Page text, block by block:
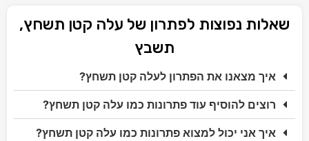
שאלות נפוצות לפתרון של עלה קטן תשחץ,
תשבץ
איך מצאנו את הפתרון לעלה קטן תשחץ?
רוצים להוסיף עוד פתרונות כמו עלה קטן תשחץ?
איך אני יכול למצוא פתרונות כמו עלה קטן תשחץ?